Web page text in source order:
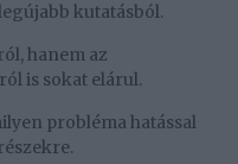
kutatásból.
hanem az
is sokat elárul.
probléma hatással